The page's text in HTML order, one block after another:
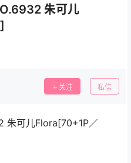
朱可儿
关注 私信
朱可儿Flora[70+1P／